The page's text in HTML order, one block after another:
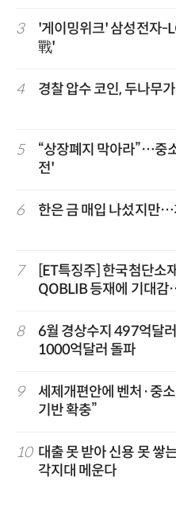
3
'게이밍위크' 삼성전자-
戰'
4 경찰 압수 코인, 두나무
5
“상장폐지 막아라”…중
전'
6 한은 금 매입 나섰지만
7
[ET특징주] 한국첨단소
QOBLIB 등재에 기대
8
6월 경상수지 497억달
1000억달러 돌파
9
세제개편안에 벤처·중
기반 확충”
10 대출 못 받아 신용 못 쌓
각지대 메운다